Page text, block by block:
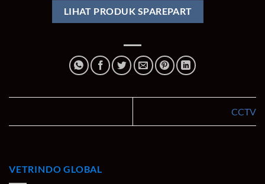
LIHAT PRODUK SPAREPART
CCTV
VETRINDO GLOBAL